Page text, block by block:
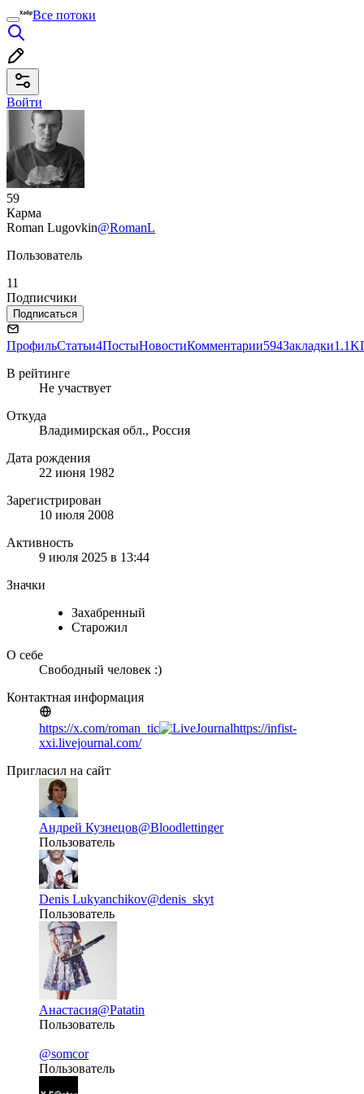
Все потоки
Войти
59
Карма
Roman Lugovkin@RomanL
Пользователь
11
Подписчики
Подписаться
ПрофильСтатьи4ПостыНовостиКомментарии594Закладки1.1K
В рейтинге
Не участвует
Откуда
Владимирская обл., Россия
Дата рождения
22 июня 1982
Зарегистрирован
10 июля 2008
Активность
9 июля 2025 в 13:44
Значки
Захабренный
Старожил
О себе
Свободный человек :)
Контактная информация
https://x.com/roman_tic
https://infist-
xxi.livejournal.com/
Пригласил на сайт
Андрей Кузнецов@Bloodlettinger
Пользователь
Denis Lukyanchikov@denis_skyt
Пользователь
Анастасия@Patatin
Пользователь
@somcor
Пользователь